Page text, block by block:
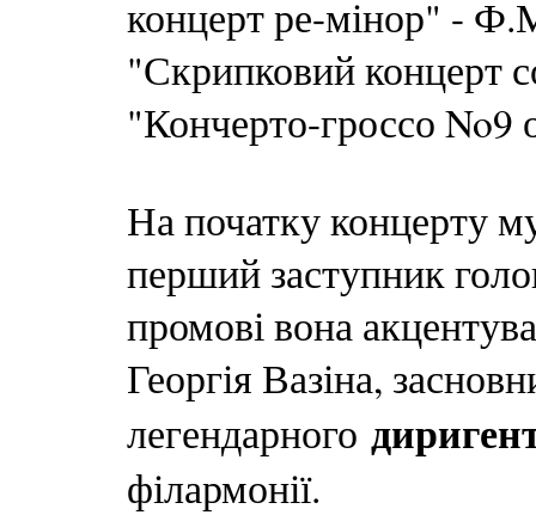
концерт ре-мінор" -
"Скрипковий концерт
"Кончерто-гроссо
На початку концерту
перший заступник
промові вона
Георгія Вазіна,
легендарного
філармонії.